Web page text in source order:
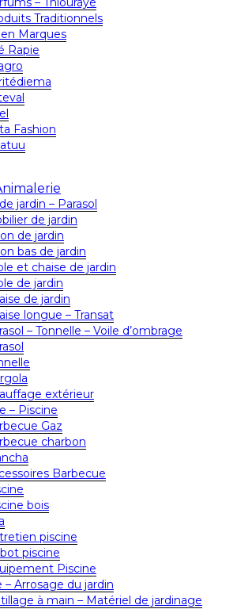
Traditionnels
Marques
Rapie
Fashion
jardin – Parasol
de jardin
de jardin
bas de jardin
et chaise de jardin
de jardin
de jardin
longue – Transat
– Tonnelle – Voile d’ombrage
extérieur
– Piscine
Gaz
charbon
Barbecue
bois
piscine
piscine
Piscine
– Arrosage du jardin
à main – Matériel de jardinage